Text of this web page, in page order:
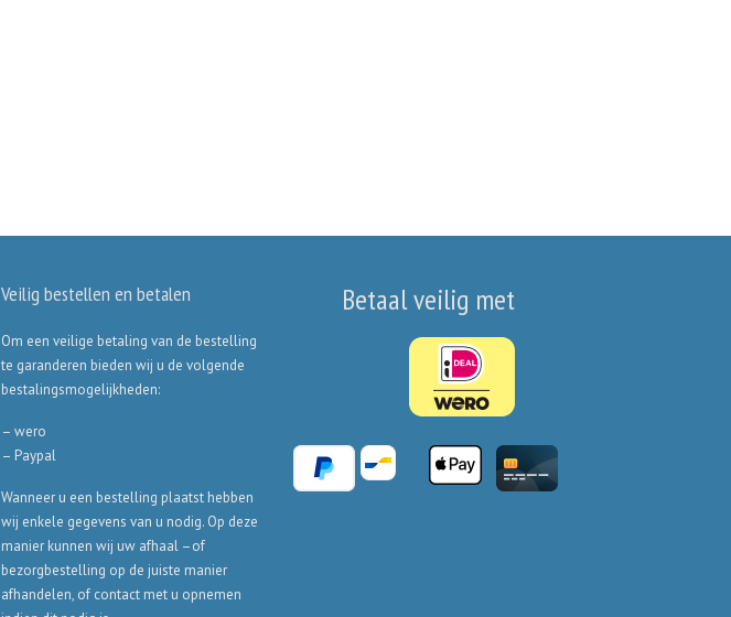
Veilig bestellen en betalen
Om een veilige betaling van de bestelling
te garanderen bieden wij u de volgende
bestalingsmogelijkheden:
– wero
– Paypal
Wanneer u een bestelling plaatst hebben
wij enkele gegevens van u nodig. Op deze
manier kunnen wij uw afhaal –of
bezorgbestelling op de juiste manier
afhandelen, of contact met u opnemen
Betaal veilig met